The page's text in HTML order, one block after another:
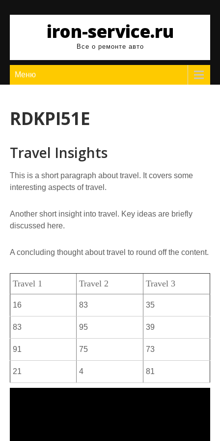
содержимомуiron-service.ru
Все о ремонте авто
Меню
RDKPI51E
Travel Insights
This is a short paragraph about travel. It covers some
interesting aspects of travel.
Another short insight into travel. Key ideas are briefly
discussed here.
A concluding thought about travel to round off the content.
Travel 1 Travel 2 Travel 3
16 83 35
83 95 39
91 75 73
21 4 81